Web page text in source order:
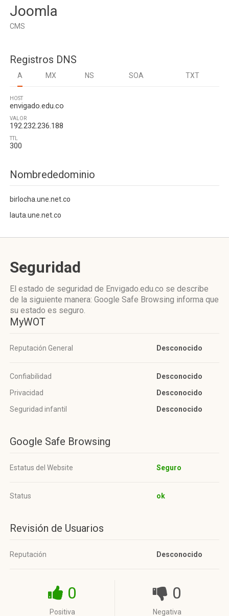
Joomla
CMS
Registros DNS
A MX NS SOA TXT
HOST
envigado.edu.co
VALOR
192.232.236.188
TTL
300
Nombrededominio
birlocha.une.net.co
lauta.une.net.co
Seguridad
El estado de seguridad de Envigado.edu.co se describe
de la siguiente manera: Google Safe Browsing informa que
su estado es seguro.
MyWOT
Reputación General Desconocido
Confiabilidad
Desconocido
Privacidad
Desconocido
Seguridad infantil
Desconocido
Google Safe Browsing
Estatus del Website Seguro
Status ok
Revisión de Usuarios
Reputación Desconocido
0
Positiva
0
Negativa